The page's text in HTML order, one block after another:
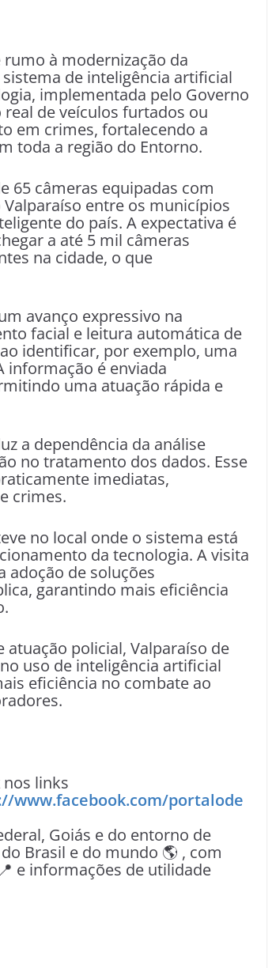
à modernização da
de inteligência artificial
implementada pelo Governo
de veículos furtados ou
em crimes, fortalecendo a
toda a região do Entorno.
65 câmeras equipadas com
entre os municípios
do país. A expectativa é
a até 5 mil câmeras
na cidade, o que
avanço expressivo na
facial e leitura automática de
identificar, por exemplo, uma
informação é enviada
uma atuação rápida e
a dependência da análise
no tratamento dos dados. Esse
imediatas,
crimes.
no local onde o sistema está
da tecnologia. A visita
adoção de soluções
garantindo mais eficiência
policial, Valparaíso de
uso de inteligência artificial
eficiência no combate ao
nos links
www.facebook.com/portalode
Goiás e do entorno de
Brasil e do mundo 🌎 , com
e informações de utilidade